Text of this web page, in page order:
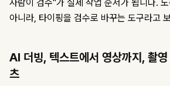
사람이 검수"가 실제 작업 순서가 됩니다.
아니라, 타이핑을 검수로 바꾸는 도구라고
AI 더빙, 텍스트에서 영상까지, 촬
츠